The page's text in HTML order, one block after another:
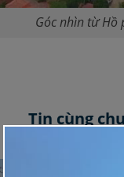
Góc nhìn từ Hồ
Tin cùng